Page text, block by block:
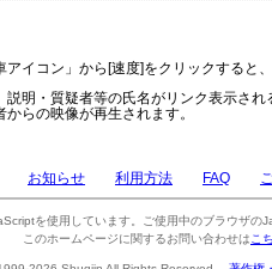
アイコン」から[速度]をクリックすると
説明・質疑者等の氏名がリンク表示さ
らの映像が再生されます。
お知らせ 利用方法 FAQ
を使用しています。ご使用中のブラウザの
このホームページに関するお問い合わせは こ